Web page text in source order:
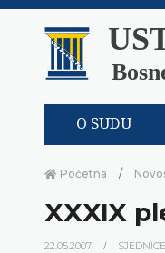
O SUDU
Početna
XXXIX
22.05.2007. SJEDNICE